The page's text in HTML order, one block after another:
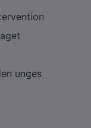
unges